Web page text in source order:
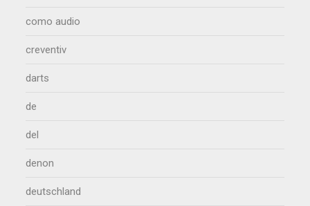
como audio
creventiv
darts
de
del
denon
deutschland